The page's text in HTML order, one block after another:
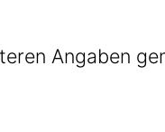
Anga­ben